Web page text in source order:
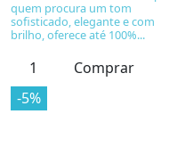
quem procura um tom
sofisticado, elegante e com
brilho, oferece até 100%...
Comprar
-5%